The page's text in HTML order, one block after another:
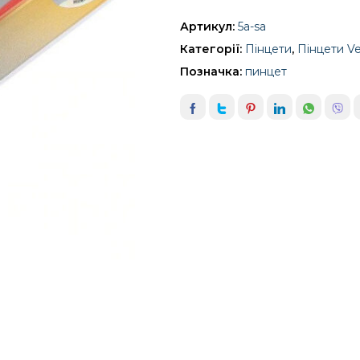
Артикул: 5а-sa
Категорії: Пінцети, Пінцети
Позначка: пинцет